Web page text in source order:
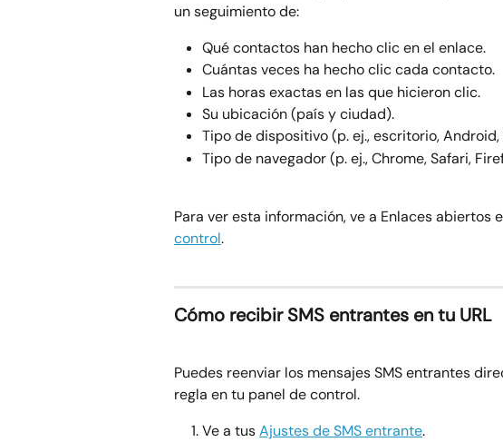
un seguimiento de:
Qué contactos han hecho clic en el enlace.
Cuántas veces ha hecho clic cada contacto.
Las horas exactas en las que hicieron clic.
Su ubicación (país y ciudad).
Tipo de dispositivo (p. ej., escritorio, Android,
Tipo de navegador (p. ej., Chrome, Safari,
Para ver esta información, ve a Enlaces abiertos
control.
Cómo recibir SMS entrantes en tu URL
Puedes reenviar los mensajes SMS entrantes
regla en tu panel de control.
Ve a tus Ajustes de SMS entrante.